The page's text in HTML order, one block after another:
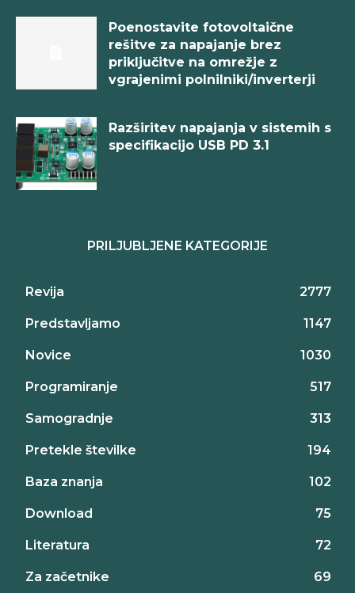
Poenostavite fotovoltaične
rešitve za napajanje brez
priključitve na omrežje z
vgrajenimi polnilniki/inverterji
Razširitev napajanja v sistemih s
specifikacijo USB PD 3.1
PRILJUBLJENE KATEGORIJE
Revija 2777
Predstavljamo 1147
Novice 1030
Programiranje 517
Samogradnje 313
Pretekle številke 194
Baza znanja 102
Download 75
Literatura 72
Za začetnike 69